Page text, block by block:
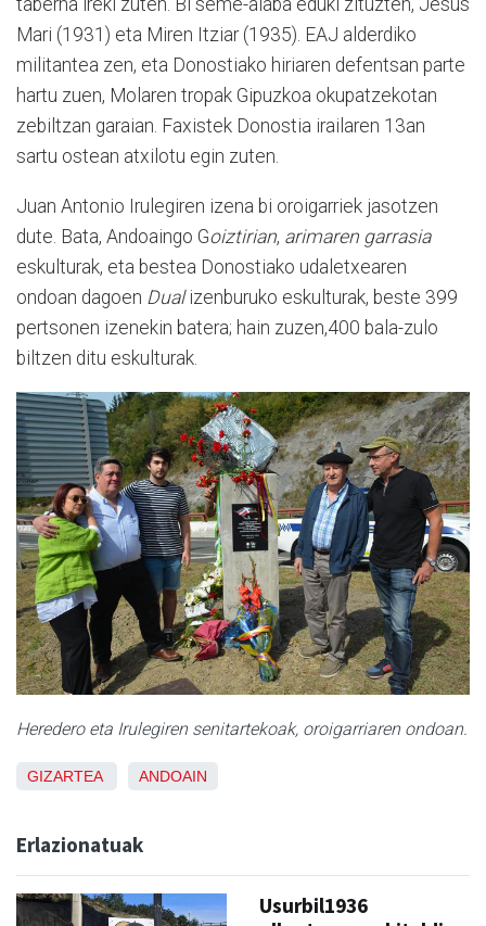
taberna ireki zuten. Bi seme-alaba eduki zituzten, Jesus
Mari (1931) eta Miren Itziar (1935). EAJ alderdiko
militantea zen, eta Donostiako hiriaren defentsan parte
hartu zuen, Molaren tropak Gipuzkoa okupatzekotan
zebiltzan garaian. Faxistek Donostia irailaren 13an
sartu ostean atxilotu egin zuten.
Juan Antonio Irulegiren izena bi oroigarriek jasotzen
dute. Bata, Andoaingo Goiztirian, arimaren garrasia
eskulturak, eta bestea Donostiako udaletxearen
ondoan dagoen Dual izenburuko eskulturak, beste 399
pertsonen izenekin batera; hain zuzen,400 bala-zulo
biltzen ditu eskulturak.
Heredero eta Irulegiren senitartekoak, oroigarriaren ondoan.
GIZARTEA ANDOAIN
Erlazionatuak
Usurbil1936